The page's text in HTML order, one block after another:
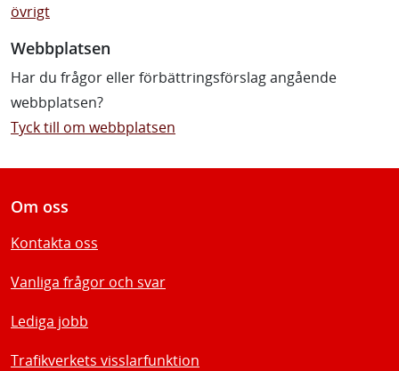
övrigt
Webbplatsen
Har du frågor eller förbättringsförslag angående
webbplatsen?
Tyck till om webbplatsen
Om oss
Kontakta oss
Vanliga frågor och svar
Lediga jobb
Trafikverkets visslarfunktion